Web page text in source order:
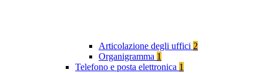
Articolazione degli uffici 2
Organigramma 1
Telefono e posta elettronica 1